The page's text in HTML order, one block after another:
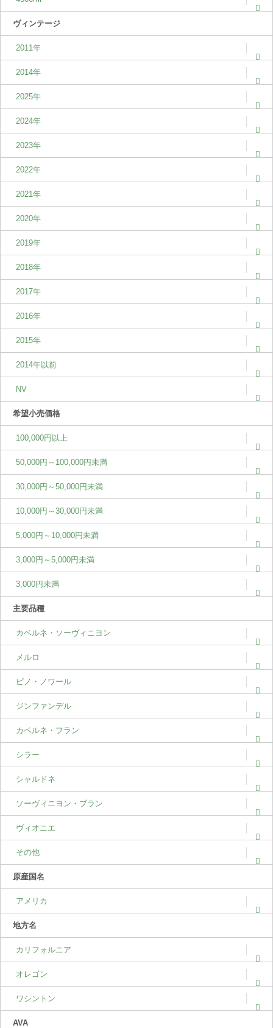
ヴィンテージ
2011年
2014年
2025年
2024年
2023年
2022年
2021年
2020年
2019年
2018年
2017年
2016年
2015年
2014年以前
NV
希望小売価格
100,000円以上
50,000円～100,000円未満
30,000円～50,000円未満
10,000円～30,000円未満
5,000円～10,000円未満
3,000円～5,000円未満
3,000円未満
主要品種
カベルネ・ソーヴィニヨン
メルロ
ピノ・ノワール
ジンファンデル
カベルネ・フラン
シラー
シャルドネ
ソーヴィニヨン・ブラン
ヴィオニエ
その他
原産国名
アメリカ
地方名
カリフォルニア
オレゴン
ワシントン
AVA